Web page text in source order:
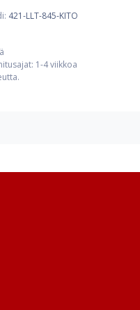
421-LLT-845-KITO
1-4 viikkoa